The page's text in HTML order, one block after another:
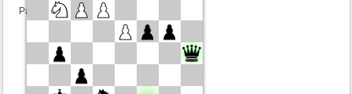
Partij telt mee voor de ranglijst